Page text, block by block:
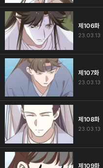
제106화
23.03.13
제107화
23.03.13
제108화
23.03.13
제109화